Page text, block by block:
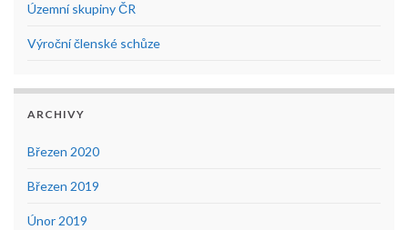
Územní skupiny ČR
Výroční členské schůze
ARCHIVY
Březen 2020
Březen 2019
Únor 2019